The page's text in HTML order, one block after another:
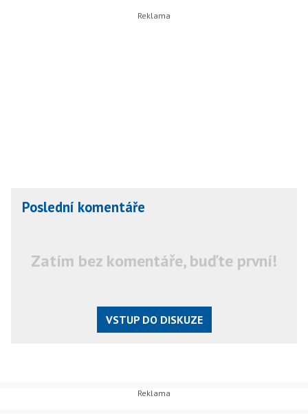
Poslední komentáře
Zatím bez komentáře, buďte první!
VSTUP DO DISKUZE